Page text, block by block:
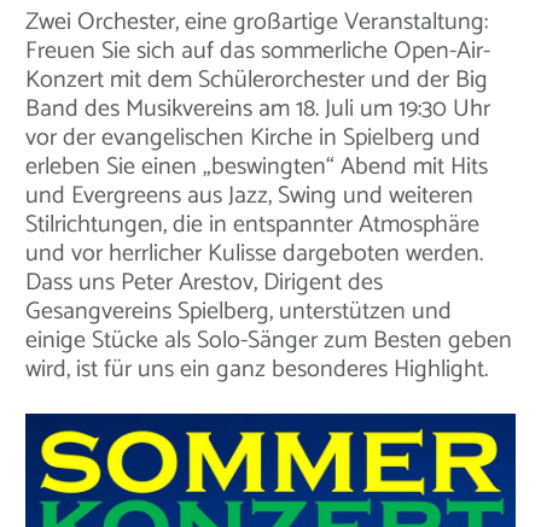
Zwei Orchester, eine großartige Veranstaltung:
Freuen Sie sich auf das sommerliche Open-Air-
Konzert mit dem Schülerorchester und der Big
Band des Musikvereins am 18. Juli um 19:30 Uhr
vor der evangelischen Kirche in Spielberg und
erleben Sie einen „beswingten“ Abend mit Hits
und Evergreens aus Jazz, Swing und weiteren
Stilrichtungen, die in entspannter Atmosphäre
und vor herrlicher Kulisse dargeboten werden.
Dass uns Peter Arestov, Dirigent des
Gesangvereins Spielberg, unterstützen und
einige Stücke als Solo-Sänger zum Besten geben
wird, ist für uns ein ganz besonderes Highlight.